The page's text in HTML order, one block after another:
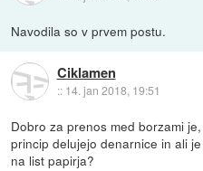
Navodila so v prvem postu.
Ciklamen
:: 14. jan 2018, 19:51
Dobro za prenos med borzami
princip delujejo denarnice in ali
na list papirja?